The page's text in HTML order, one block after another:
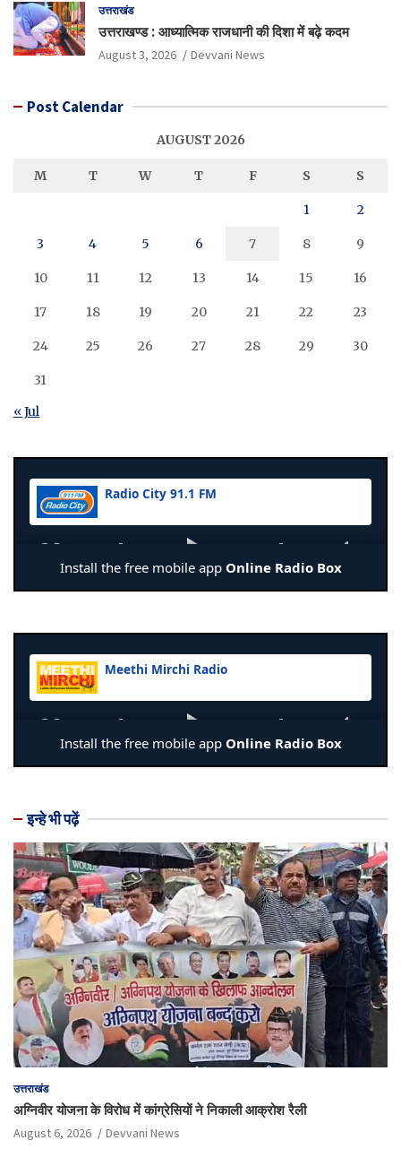
उत्तराखंड
उत्तराखण्ड : आध्यात्मिक राजधानी की दिशा में बढ़े कदम
August 3, 2026 Devvani News
Post Calendar
AUGUST 2026
M T W T F S S
1 2
3 4 5 6 7 8 9
10 11 12 13 14 15 16
17 18 19 20 21 22 23
24 25 26 27 28 29 30
31
« Jul
इन्हे भी पढ़ें
उत्तराखंड
अग्निवीर योजना के विरोध में कांग्रेसियों ने निकाली आक्रोश रैली
August 6, 2026 Devvani News